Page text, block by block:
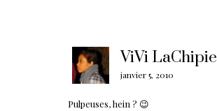
ViVi LaChipie
janvier 5, 2010
Pulpeuses, hein ? 😉